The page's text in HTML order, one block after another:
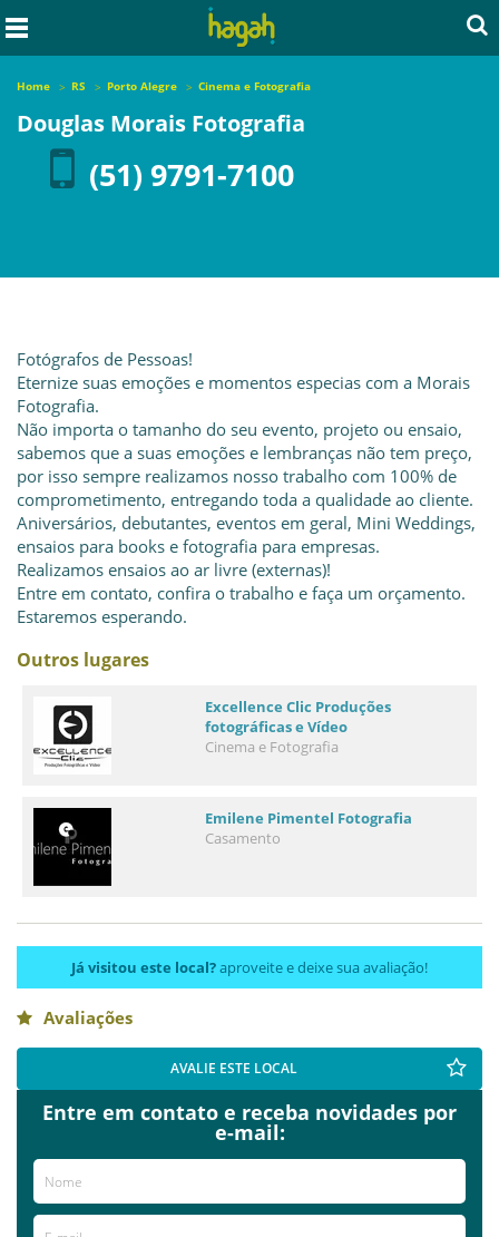
Home RS Porto Alegre Cinema e Fotografia
Douglas Morais Fotografia
(51) 9791-7100
Fotógrafos de Pessoas!
Eternize suas emoções e momentos especias com a Morais
Fotografia.
Não importa o tamanho do seu evento, projeto ou ensaio,
sabemos que a suas emoções e lembranças não tem preço,
por isso sempre realizamos nosso trabalho com 100% de
comprometimento, entregando toda a qualidade ao cliente.
Aniversários, debutantes, eventos em geral, Mini Weddings,
ensaios para books e fotografia para empresas.
Realizamos ensaios ao ar livre (externas)!
Entre em contato, confira o trabalho e faça um orçamento.
Estaremos esperando.
Outros lugares
Excellence Clic Produções
fotográficas e Vídeo
Cinema e Fotografia
Emilene Pimentel Fotografia
Casamento
Já visitou este local?aproveite e deixe sua avaliação!
Avaliações
AVALIE ESTE LOCAL
Entre em contato e receba novidades por
e-mail: